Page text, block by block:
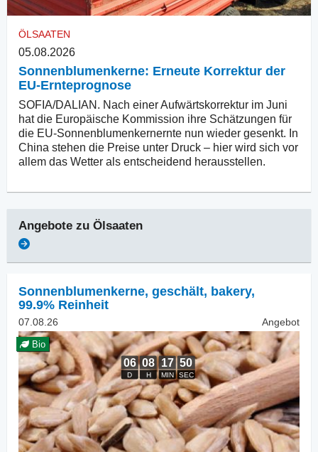
ÖLSAATEN
05.08.2026
Sonnenblumenkerne: Erneute Korrektur der
EU-Ernteprognose
SOFIA/DALIAN. Nach einer Aufwärtskorrektur im Juni
hat die Europäische Kommission ihre Schätzungen für
die EU-Sonnenblumenkernernte nun wieder gesenkt. In
China stehen die Preise unter Druck – hier wird sich vor
allem das Wetter als entscheidend herausstellen.
Angebote zu Ölsaaten
Sonnenblumenkerne, geschält, bakery,
99.9% Reinheit
07.08.26 Angebot
Bio